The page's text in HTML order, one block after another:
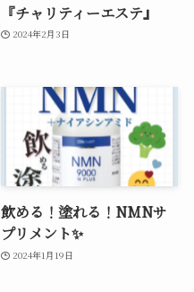
『チャリティーエステ』
2024年2月3日
飲める！塗れる！NMNサ
プリメント✨
2024年1月19日